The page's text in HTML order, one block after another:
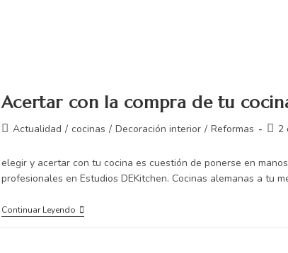
Acertar con la compra de tu
Actualidad / cocinas / Decoración interior / Reformas 2
elegir y acertar con tu cocina es cuestión de ponerse en
profesionales en Estudios DEKitchen. Cocinas alemanas a tu
Continuar Leyendo